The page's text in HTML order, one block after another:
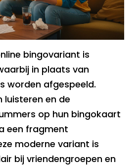
bingovariant is
in plaats van
worden afgespeeld.
luisteren en de
op hun bingokaart
een fragment
moderne variant is
bij vriendengroepen en